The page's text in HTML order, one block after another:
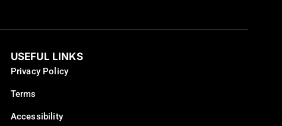
USEFUL LINKS
Privacy Policy
Terms
Accessibility